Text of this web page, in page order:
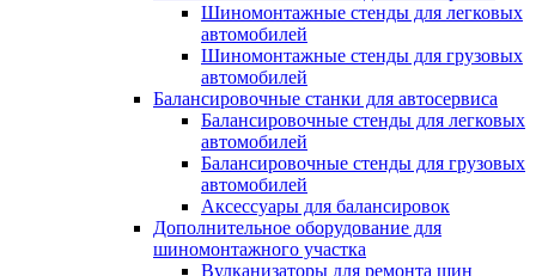
Шиномонтажные стенды для легковых
автомобилей
Шиномонтажные стенды для грузовых
автомобилей
Балансировочные станки для автосервиса
Балансировочные стенды для легковых
автомобилей
Балансировочные стенды для грузовых
автомобилей
Аксессуары для балансировок
Дополнительное оборудование для
шиномонтажного участка
Вулканизаторы для ремонта шин